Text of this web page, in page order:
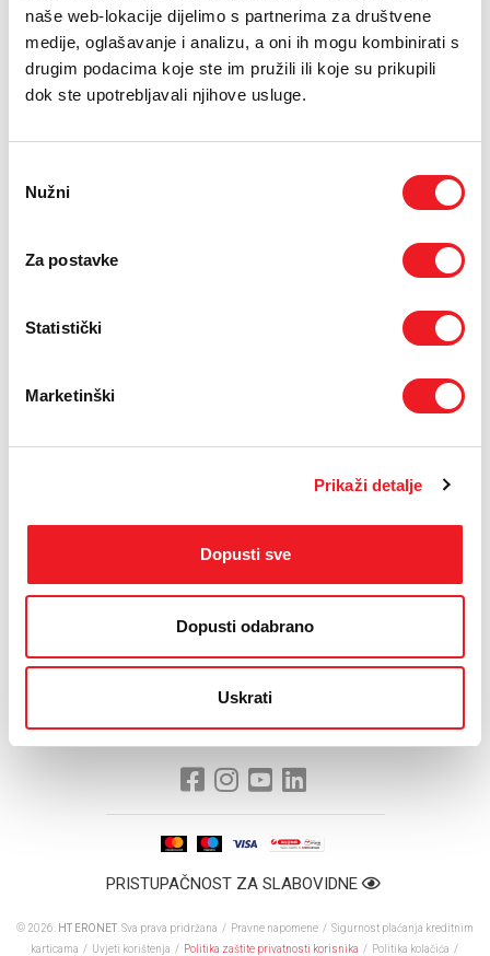
naše web-lokacije dijelimo s partnerima za društvene
medije, oglašavanje i analizu, a oni ih mogu kombinirati s
drugim podacima koje ste im pružili ili koje su prikupili
dok ste upotrebljavali njihove usluge.
pristanka
Nužni
Za postavke
Statistički
Marketinški
Prikaži detalje
Dopusti sve
Dopusti odabrano
Uskrati
TELEFONSKI IMENIK
29.01.2018.
Protekloga vikenda bilo je vrlo živo u HOME.TV kutku HT
ERONET-a u Mepas Mallu. Posjetitelji su se mogli upoznati
s aktualnom HOME.TV ponudom, a najsretniji su doma
zabaviti, zaigrati s nama i osvojiti prigodne darove.
Na zabavan i edukativan način moglo se saznati nešto
više o ponudi programa za djecu i mlade kao i sportskim
Teen snimalici.
Iz HT ERONET-a najavljuju još sličnih promocija i druženja
u razdoblju koje slijedi.
PRISTUPAČNOST ZA SLABOVIDNE
© 2026. HT ERONET . Sva prava pridržana / Pravne napomene / Sigurnost plaćanja kreditnim
karticama / Uvjeti korištenja / Politika zaštite privatnosti korisnika / Politika kolačića /